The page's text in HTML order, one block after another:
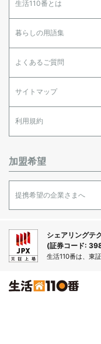
生活110番とは
暮らしの用語集
よくあるご質問
サイトマップ
利用規約
加盟希望
提携希望の企業さまへ
シェアリングテ
(証券コード:
生活110番は、東